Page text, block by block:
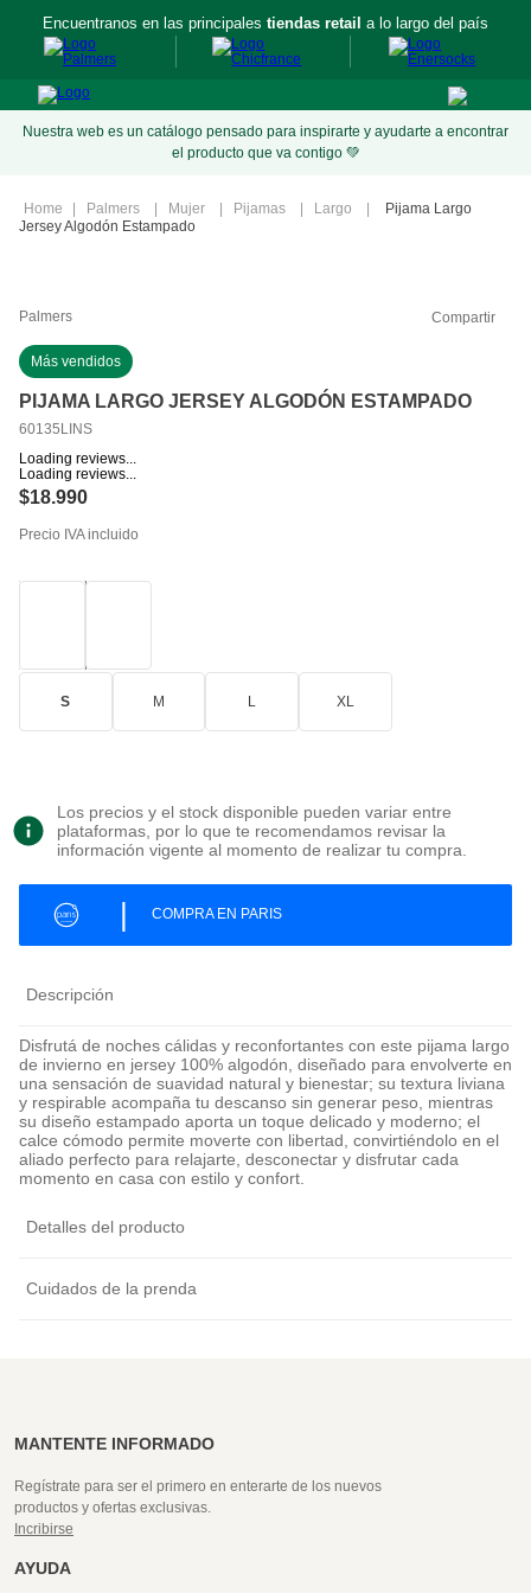
Encuentranos en las principales tiendas retail a lo largo del país
Nuestra web es un catálogo pensado para inspirarte y ayudarte a encontrar
el producto que va contigo 💚
Palmers Mujer Pijamas Largo
Pijama Largo
Jersey Algodón Estampado
Palmers Compartir
Más vendidos
PIJAMA LARGO JERSEY ALGODÓN ESTAMPADO
60135LINS
Loading reviews...
Loading reviews...
$18.990
Precio IVA incluido
S M L XL
Los precios y el stock disponible pueden variar entre
plataformas, por lo que te recomendamos revisar la
información vigente al momento de realizar tu compra.
| COMPRA EN PARIS
Descripción
Disfrutá de noches cálidas y reconfortantes con este pijama largo
de invierno en jersey 100% algodón, diseñado para envolverte en
una sensación de suavidad natural y bienestar; su textura liviana
y respirable acompaña tu descanso sin generar peso, mientras
su diseño estampado aporta un toque delicado y moderno; el
calce cómodo permite moverte con libertad, convirtiéndolo en el
aliado perfecto para relajarte, desconectar y disfrutar cada
momento en casa con estilo y confort.
Detalles del producto
Cuidados de la prenda
MANTENTE INFORMADO
Regístrate para ser el primero en enterarte de los nuevos
productos y ofertas exclusivas.
Incribirse
AYUDA